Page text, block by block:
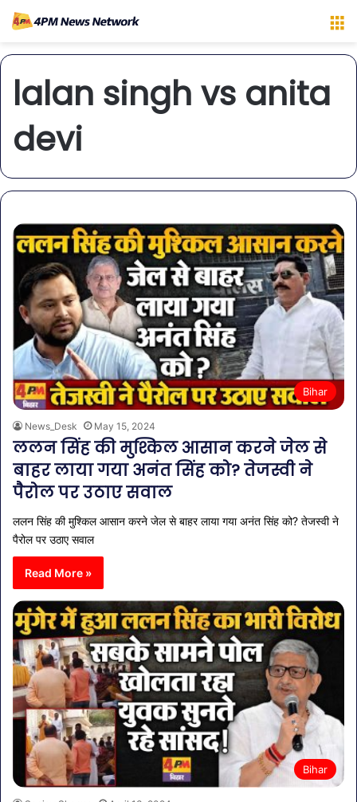
lalan singh vs anita
devi
Bihar
News_Desk May 15, 2024
ललन सिंह की मुश्किल आसान करने जेल से
बाहर लाया गया अनंत सिंह को? तेजस्वी ने
पैरोल पर उठाए सवाल
ललन सिंह की मुश्किल आसान करने जेल से बाहर लाया गया अनंत सिंह को? तेजस्वी ने
पैरोल पर उठाए सवाल
Read More »
Bihar